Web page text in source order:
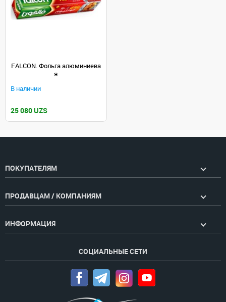
FALCON. Фольга алюминиева
я
В наличии
25 080 UZS
ПОКУПАТЕЛЯМ
ПРОДАВЦАМ / КОМПАНИЯМ
ИНФОРМАЦИЯ
СОЦИАЛЬНЫЕ СЕТИ